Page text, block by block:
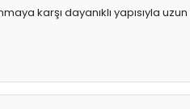
karşı dayanıklı yapısıyla